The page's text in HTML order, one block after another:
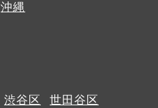
沖縄
渋谷区
世田谷区